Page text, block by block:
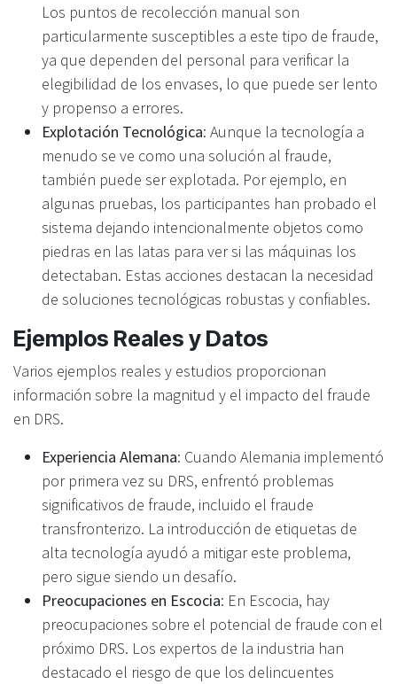
Los puntos de recolección manual son
particularmente susceptibles a este tipo de fraude,
ya que dependen del personal para verificar la
elegibilidad de los envases, lo que puede ser lento
y propenso a errores.
Explotación Tecnológica: Aunque la tecnología a
menudo se ve como una solución al fraude,
también puede ser explotada. Por ejemplo, en
algunas pruebas, los participantes han probado el
sistema dejando intencionalmente objetos como
piedras en las latas para ver si las máquinas los
detectaban. Estas acciones destacan la necesidad
de soluciones tecnológicas robustas y confiables.
Ejemplos Reales y Datos
Varios ejemplos reales y estudios proporcionan
información sobre la magnitud y el impacto del fraude
en DRS.
Experiencia Alemana: Cuando Alemania implementó
por primera vez su DRS, enfrentó problemas
significativos de fraude, incluido el fraude
transfronterizo. La introducción de etiquetas de
alta tecnología ayudó a mitigar este problema,
pero sigue siendo un desafío.
Preocupaciones en Escocia: En Escocia, hay
preocupaciones sobre el potencial de fraude con el
próximo DRS. Los expertos de la industria han
destacado el riesgo de que los delincuentes